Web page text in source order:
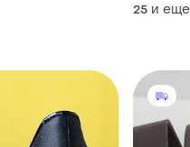
25 и еще